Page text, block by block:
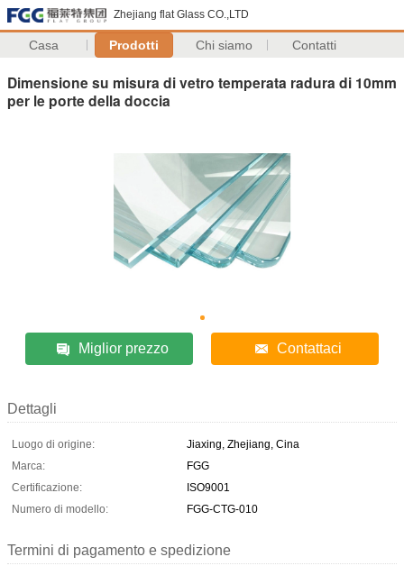
Zhejiang flat Glass CO.,LTD
Casa Prodotti Chi siamo Contatti
Dimensione su misura di vetro temperata radura di 10mm
per le porte della doccia
Miglior prezzo Contattaci
Dettagli
Luogo di origine:
Jiaxing, Zhejiang, Cina
Marca:
FGG
Certificazione:
ISO9001
Numero di modello:
FGG-CTG-010
Termini di pagamento e spedizione